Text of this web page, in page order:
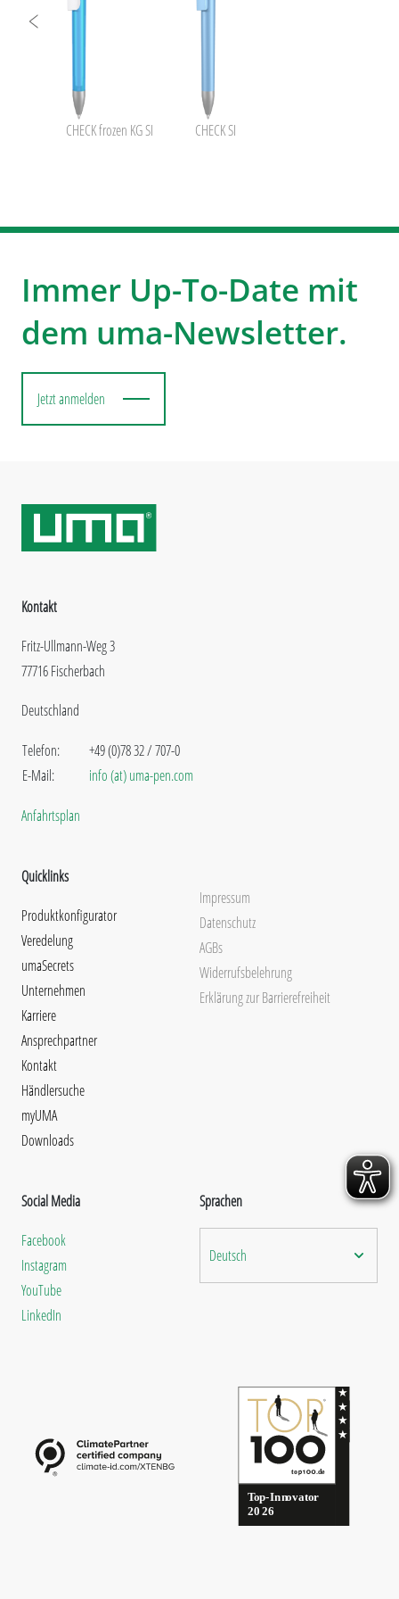
CHECK frozen KG SI CHECK SI
Immer Up-To-Date mit
dem uma-Newsletter.
Jetzt anmelden
Kontakt
Fritz-Ullmann-Weg 3
77716 Fischerbach
Deutschland
Telefon:
E-Mail:
+49 (0)78 32 / 707-0
info (at) uma-pen.com
Anfahrtsplan
Quicklinks
Produktkonfigurator
Veredelung
umaSecrets
Unternehmen
Karriere
Ansprechpartner
Kontakt
Händlersuche
myUMA
Downloads
Impressum
Datenschutz
AGBs
Widerrufsbelehrung
Erklärung zur Barrierefreiheit
Social Media
Facebook
Instagram
YouTube
LinkedIn
Sprachen
Deutsch